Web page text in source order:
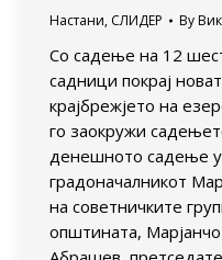
Настани, СЛИДЕР By
Со садење на 12
садници покрај
крајбрежјето на
го заокружи
денешното садење
градоначалникот
на советничките
општината,